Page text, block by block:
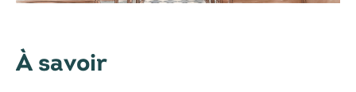
À savoir